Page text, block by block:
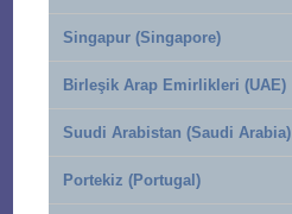
Singapur (Singapore)
Birleşik Arap Emirlikleri (UAE)
Suudi Arabistan (Saudi Arabia)
Portekiz (Portugal)